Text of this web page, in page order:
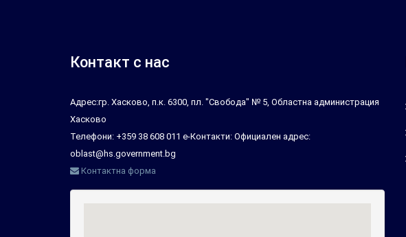
Контакт с нас
Адрес:гр. Хасково, п.к. 6300, пл. "Свобода" № 5, Областна администрация
Хасково
Телефони: +359 38 608 011 е-Контакти: Официален адрес:
oblast@hs.government.bg
Контактна форма